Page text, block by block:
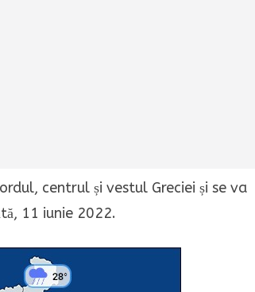
centrul și vestul Greciei și se va
11 iunie 2022.